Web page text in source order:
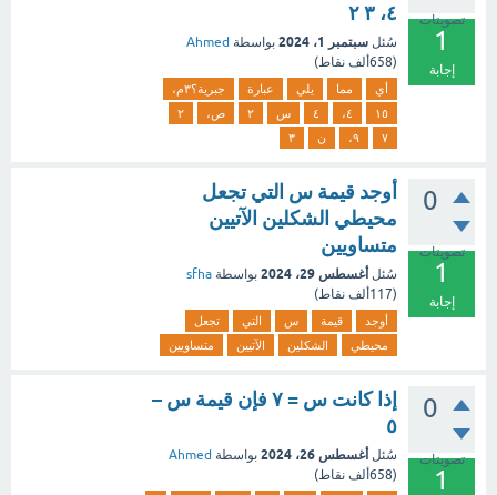
تصويتات
1
إجابة
٤، ٣ ٢
سُئل سبتمبر 1، 2024 بواسطة Ahmed
(658ألف نقاط)
أي مما يلي عبارة
جبرية؟٣م،
١٥
٤، ٤ س ۲ ص،
٢
٧
٩، ن ٣
0
تصويتات
1
إجابة
أوجد قيمة س التي تجعل
محيطي الشكلين الآتيين
متساويين
سُئل أغسطس 29، 2024 بواسطة sfha
(117ألف نقاط)
أوجد قيمة س التي
تجعل
محيطي
الشكلين الآتيين متساويين
0
تصويتات
1
إذا كانت س = ٧ فإن قيمة س –
٥
سُئل أغسطس 26، 2024 بواسطة Ahmed
(658ألف نقاط)